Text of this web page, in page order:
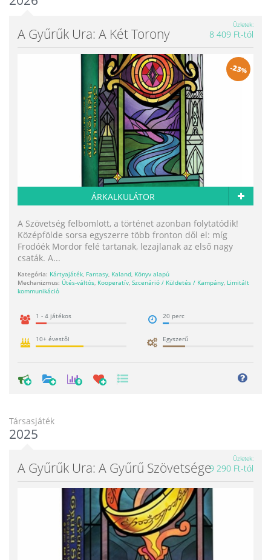
A Gyűrűk Ura: A Két Torony
Üzletek
8 409 Ft-tól
-23%
ÁRKALKULÁTOR
A Szövetség felbomlott, a történet azonban folytatódik!
Középfölde sorsa egyszerre több fronton dől el: míg
Frodóék Mordor felé tartanak, lezajlanak az első nagy
csaták. A...
Kategória: Kártyajáték, Fantasy, Kaland, Könyv alapú
Mechanizmus: Ütés-váltós, Kooperatív, Szcenárió / Küldetés / Kampány, Limitált
kommunikáció
1 - 4 játékos 20 perc
10+ évestől Egyszerű
0
Társasjáték
2025
A Gyűrűk Ura: A Gyűrű Szövetsége
Üzletek
9 290 Ft-tól